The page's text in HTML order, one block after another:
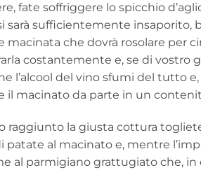
fate soffriggere lo spicchio
sarà sufficientemente insaporito,
che dovrà rosolare per
costantemente e, se di vostro
l’alcool del vino sfumi del tutto e,
il macinato da parte in un
raggiunto la giusta cottura
al macinato e, mentre
al parmigiano grattugiato che, in